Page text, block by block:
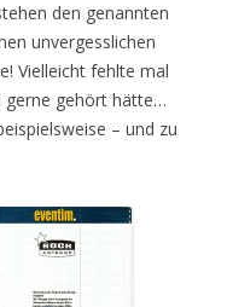
den genannten
unvergesslichen
Vielleicht fehlte mal
gerne gehört hätte…
– und zu